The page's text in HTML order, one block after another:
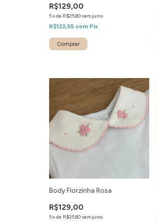
R$129,00
5xde R$25,80 sem juros
R$122,55 com Pix
Body Florzinha Rosa
R$129,00
5xde R$25,80 sem juros